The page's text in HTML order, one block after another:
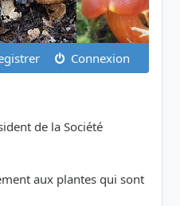
Connexion
de la Société
aux plantes qui sont